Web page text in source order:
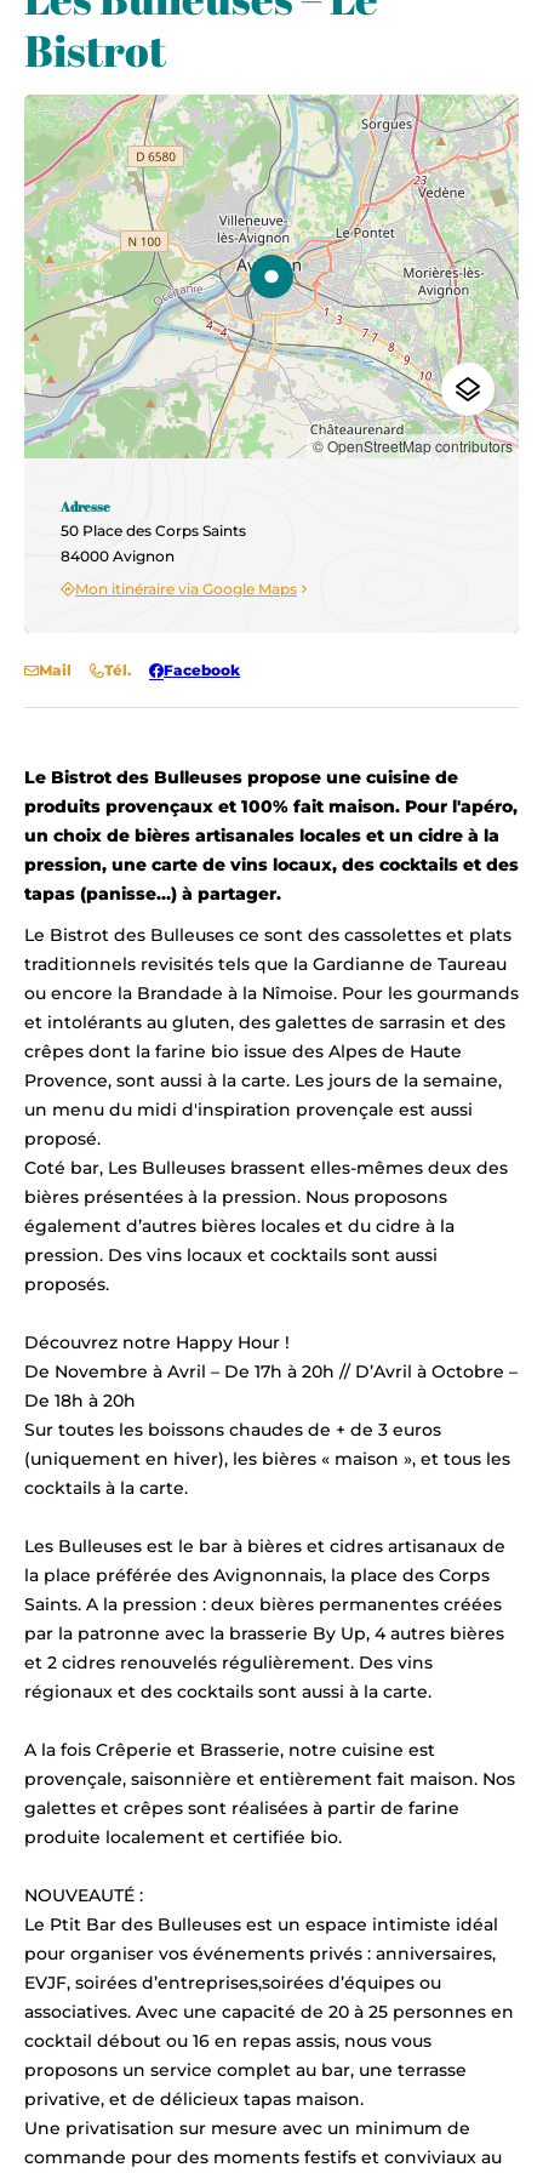
Bistrot
Le Bistrot des Bulleuses propose une cuisine de
produits provençaux et 100% fait maison. Pour l'apéro,
un choix de bières artisanales locales et un cidre à la
pression, une carte de vins locaux, des cocktails et des
tapas (panisse…) à partager.
Le Bistrot des Bulleuses ce sont des cassolettes et plats
traditionnels revisités tels que la Gardianne de Taureau
ou encore la Brandade à la Nîmoise. Pour les gourmands
et intolérants au gluten, des galettes de sarrasin et des
crêpes dont la farine bio issue des Alpes de Haute
Provence, sont aussi à la carte. Les jours de la semaine,
un menu du midi d'inspiration provençale est aussi
proposé.
Coté bar, Les Bulleuses brassent elles-mêmes deux des
bières présentées à la pression. Nous proposons
également d’autres bières locales et du cidre à la
pression. Des vins locaux et cocktails sont aussi
proposés.
Découvrez notre Happy Hour !
De Novembre à Avril – De 17h à 20h // D’Avril à Octobre –
De 18h à 20h
Sur toutes les boissons chaudes de + de 3 euros
(uniquement en hiver), les bières « maison », et tous les
cocktails à la carte.
Les Bulleuses est le bar à bières et cidres artisanaux de
la place préférée des Avignonnais, la place des Corps
Saints. A la pression : deux bières permanentes créées
par la patronne avec la brasserie By Up, 4 autres bières
et 2 cidres renouvelés régulièrement. Des vins
régionaux et des cocktails sont aussi à la carte.
A la fois Crêperie et Brasserie, notre cuisine est
provençale, saisonnière et entièrement fait maison. Nos
galettes et crêpes sont réalisées à partir de farine
produite localement et certifiée bio.
NOUVEAUTÉ :
Le Ptit Bar des Bulleuses est un espace intimiste idéal
pour organiser vos événements privés : anniversaires,
EVJF, soirées d’entreprises,soirées d’équipes ou
associatives. Avec une capacité de 20 à 25 personnes en
cocktail débout ou 16 en repas assis, nous vous
proposons un service complet au bar, une terrasse
privative, et de délicieux tapas maison.
Une privatisation sur mesure avec un minimum de
commande pour des moments festifs et conviviaux au
© OpenStreetMap contributors
Adresse
50 Place des Corps Saints
84000 Avignon
Mon itinéraire via Google Maps
Mail Tél. Facebook